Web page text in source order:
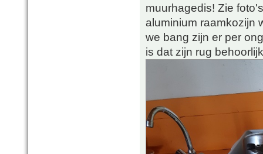
muurhagedis! Zie
aluminium raamkozijn
we bang zijn er per
is dat zijn rug